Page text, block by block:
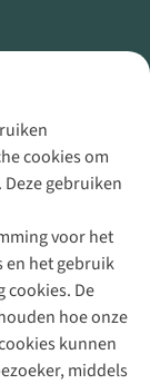
cookies om
gebruiken
voor het
en het gebruik
cookies. De
hoe onze
kunnen
middels